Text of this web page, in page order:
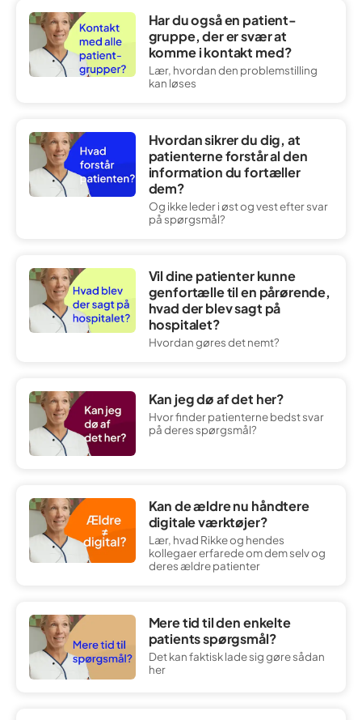
Har du også en patient-
gruppe, der er svær at
komme i kontakt med?
Lær, hvordan den problemstilling
kan løses
Hvordan sikrer du dig, at
patienterne forstår al den
information du fortæller
dem?
Og ikke leder i øst og vest efter svar
på spørgsmål?
Vil dine patienter kunne
genfortælle til en pårørende,
hvad der blev sagt på
hospitalet?
Hvordan gøres det nemt?
Kan jeg dø af det her?
Hvor finder patienterne bedst svar
på deres spørgsmål?
Kan de ældre nu håndtere
digitale værktøjer?
Lær, hvad Rikke og hendes
kollegaer erfarede om dem selv og
deres ældre patienter
Mere tid til den enkelte
patients spørgsmål?
Det kan faktisk lade sig gøre sådan
her